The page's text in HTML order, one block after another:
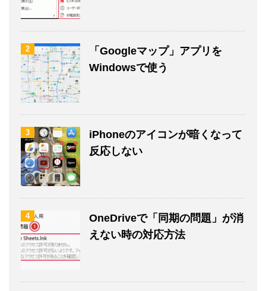
2
「Googleマップ」アプリを
Windowsで使う
3
iPhoneのアイコンが暗くなって
反応しない
4
OneDriveで「同期の問題」が消
えない時の対応方法